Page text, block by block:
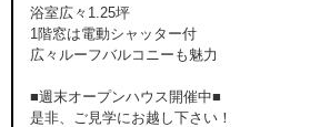
浴室広々1.25坪
1階窓は電動シャッター付
広々ルーフバルコニーも魅力
■週末オープンハウス開催中■
是非、ご見学にお越し下さい！